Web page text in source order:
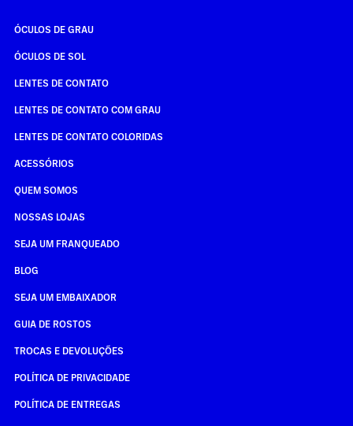
ÓCULOS DE GRAU
ÓCULOS DE SOL
LENTES DE CONTATO
LENTES DE CONTATO COM GRAU
LENTES DE CONTATO COLORIDAS
ACESSÓRIOS
QUEM SOMOS
NOSSAS LOJAS
SEJA UM FRANQUEADO
BLOG
SEJA UM EMBAIXADOR
GUIA DE ROSTOS
TROCAS E DEVOLUÇÕES
POLÍTICA DE PRIVACIDADE
POLÍTICA DE ENTREGAS